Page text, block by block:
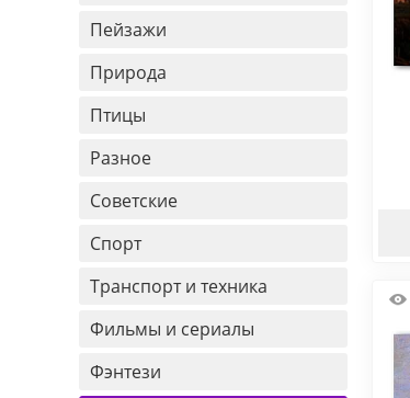
Пейзажи
Природа
Птицы
Разное
Советские
Спорт
Транспорт и техника
Фильмы и сериалы
Фэнтези